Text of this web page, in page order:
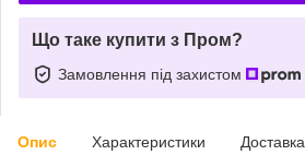
Що таке купити з Пром?
Замовлення під захистом
Опис Характеристики Доставка